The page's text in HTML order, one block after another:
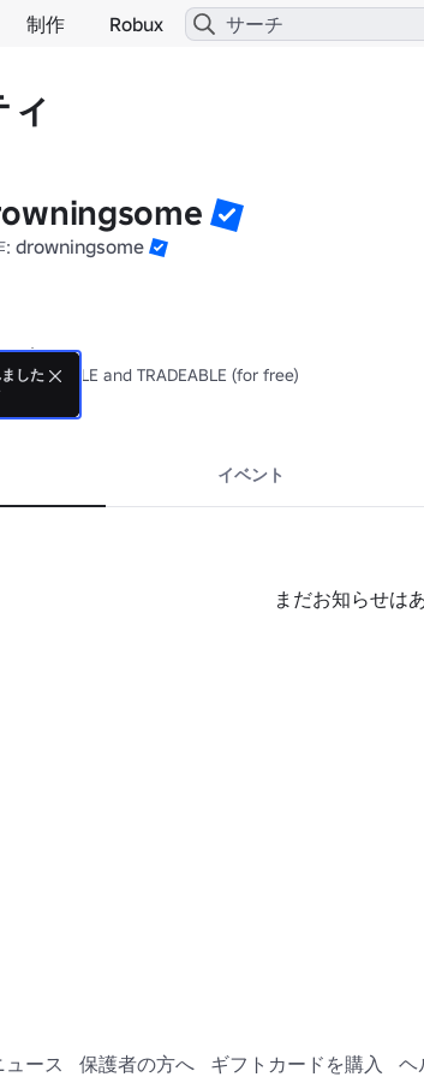
制作 Robux
: drowningsome
and TRADEABLE (for free)
イベント
まだお知らせは
ュース 保護者の方へ ギフトカードを購入 ヘ
した